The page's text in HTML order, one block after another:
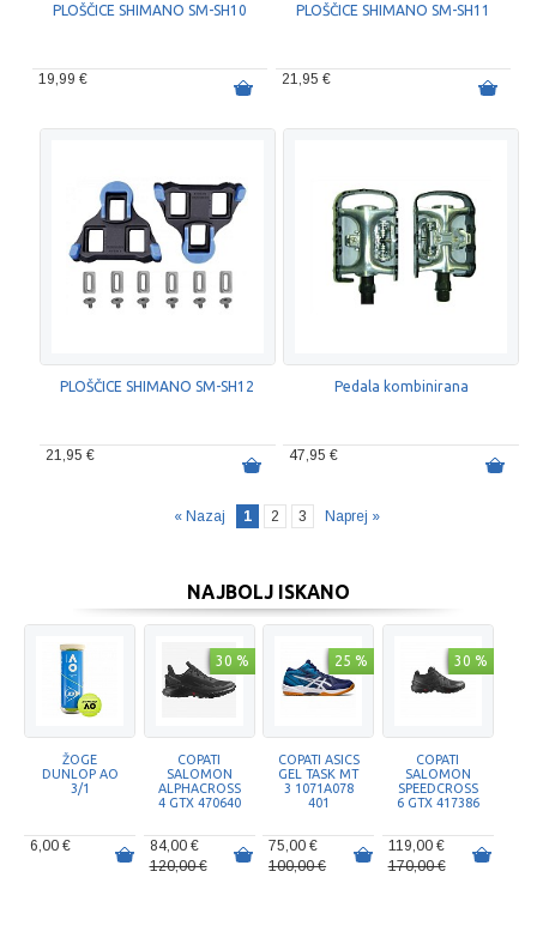
PLOŠČICE SHIMANO SM-SH10
19,99 €
PLOŠČICE SHIMANO SM-SH11
21,95 €
PLOŠČICE SHIMANO SM-SH12
21,95 €
Pedala kombinirana
47,95 €
« Nazaj 1 2 3 Naprej »
NAJBOLJ ISKANO
ŽOGE
DUNLOP AO
3/1
6,00 €
30 %
COPATI
SALOMON
ALPHACROSS
4 GTX 470640
84,00 €
120,00 €
25 %
COPATI ASICS
GEL TASK MT
3 1071A078
401
75,00 €
100,00 €
30 %
COPATI
SALOMON
SPEEDCROSS
6 GTX 417386
119,00 €
170,00 €